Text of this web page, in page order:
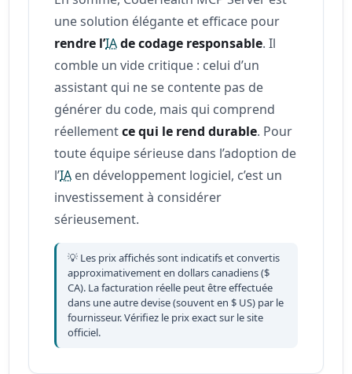
une solution élégante et efficace pour
rendre l’IAde codage responsable. Il
comble un vide critique : celui d’un
assistant qui ne se contente pas de
générer du code, mais qui comprend
réellementce qui le rend durable. Pour
toute équipe sérieuse dans l’adoption de
l’IA en développement logiciel, c’est un
investissement à considérer
sérieusement.
💡 Les prix affichés sont indicatifs et convertis
approximativement en dollars canadiens ($
CA). La facturation réelle peut être effectuée
dans une autre devise (souvent en $ US) par le
fournisseur. Vérifiez le prix exact sur le site
officiel.